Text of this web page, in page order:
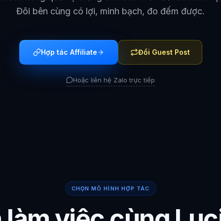
Đôi bên cùng có lợi, minh bạch, đo đếm được.
Hợp tác Affiliate Đổi Guest Post
Hoặc liên hệ Zalo trực tiếp
CHỌN MÔ HÌNH HỢP TÁC